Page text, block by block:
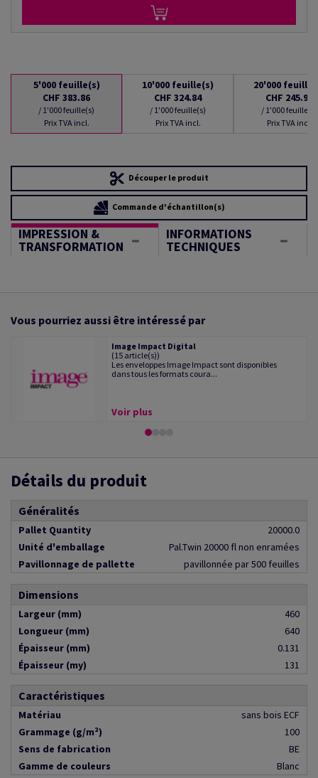
5'000 feuille(s)
CHF 383.86
/ 1'000 feuille(s)
Prix TVA incl.
10'000 feuille(s)
CHF 324.84
/ 1'000 feuille(s)
Prix TVA incl.
20'000
CHF 245.93
/ 1'000 feuille(s)
Prix TVA incl.
Découper le produit
Commande d'échantillon(s)
IMPRESSION &
TRANSFORMATION
INFORMATIONS
TECHNIQUES
Vous pourriez aussi être intéressé par
Image Impact Digital
(15 article(s))
Les enveloppes Image Impact sont disponibles
dans tous les formats coura...
Voir plus
Détails du produit
Généralités
Pallet Quantity
20000.0
Unité d'emballage
Pal.Twin 20000 fl non enramées
Pavillonnage de pallette
pavillonnée par 500 feuilles
Dimensions
Largeur (mm)
460
Longueur (mm)
640
Épaisseur (mm)
0.131
Épaisseur (my)
131
Caractéristiques
Matériau
sans bois ECF
Grammage (g/m²)
100
Sens de fabrication
BE
Gamme de couleurs
Blanc